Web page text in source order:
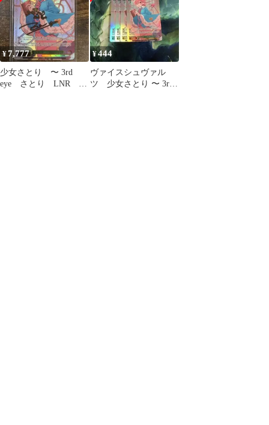
¥7,777
少女さとり 〜 3rd
eye さとり LNR 東
¥444
ヴァイスシュヴァル
ツ 少女さとり 〜 3rd